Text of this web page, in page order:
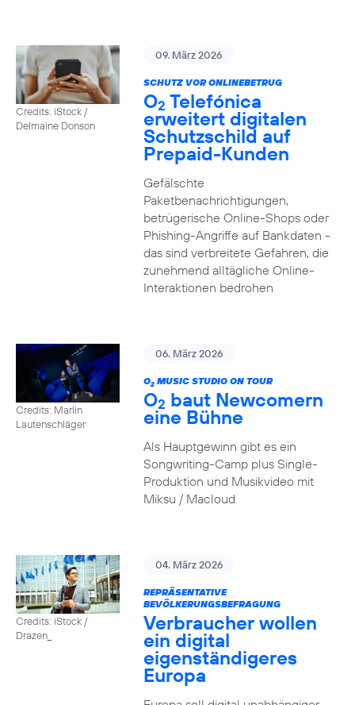
Credits: iStock /
Delmaine Donson
09. März 2026
SCHUTZ VOR ONLINEBETRUG
O2 Telefónica
erweitert digitalen
Schutzschild auf
Prepaid-Kunden
Gefälschte
Paketbenachrichtigungen,
betrügerische Online-Shops oder
Phishing-Angriffe auf Bankdaten -
das sind verbreitete Gefahren, die
zunehmend alltägliche Online-
Interaktionen bedrohen
Credits: Marlin
Lautenschläger
06. März 2026
O2MUSIC STUDIO ON TOUR
O2 baut Newcomern
eine Bühne
Als Hauptgewinn gibt es ein
Songwriting-Camp plus Single-
Produktion und Musikvideo mit
Miksu / Macloud
Credits: iStock /
Drazen_
04. März 2026
REPRÄSENTATIVE
BEVÖLKERUNGSBEFRAGUNG
Verbraucher wollen
ein digital
eigenständigeres
Europa